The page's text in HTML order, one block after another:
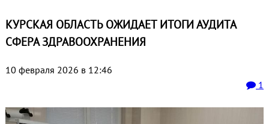
КУРСКАЯ ОБЛАСТЬ ОЖИДАЕТ ИТОГИ АУДИТА
СФЕРА ЗДРАВООХРАНЕНИЯ
10 февраля 2026 в 12:46
1